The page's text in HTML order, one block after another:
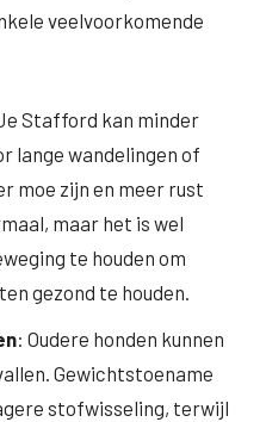
veelvoorkomende
Stafford kan minder
lange wandelingen of
moe zijn en meer rust
maar het is wel
te houden om
gezond te houden.
: Oudere honden kunnen
Gewichtstoename
stofwisseling, terwijl